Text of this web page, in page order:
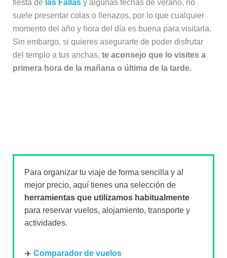
fiesta de las Fallasy algunas fechas de verano, no
suele presentar colas o llenazos, por lo que cualquier
momento del año y hora del día es buena para visitarla.
Sin embargo, si quieres asegurarte de poder disfrutar
del templo a tus anchas, te aconsejo que lo visites a
primera hora de la mañana o última de la tarde.
Para organizar tu viaje de forma sencilla y al
mejor precio, aquí tienes una selección de
herramientas que utilizamos habitualmente
para reservar vuelos, alojamiento, transporte y
actividades.
✈️ Comparador de vuelos